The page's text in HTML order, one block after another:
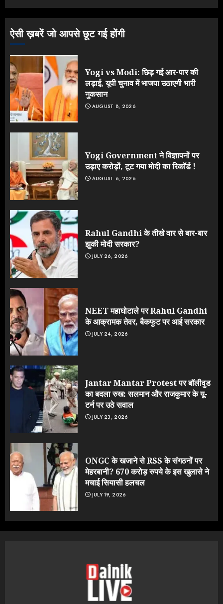
3
ऐसी ख़बरें जो आपसे छूट गई होंगी
Yogi vs Modi: छिड़ गई आर-पार की
लड़ाई, यूपी चुनाव में भाजपा उठाएगी भारी
नुकसान
AUGUST 8, 2026
Yogi Government ने विज्ञापनों पर
उड़ाए करोड़ों, टूट गया मोदी का रिकॉर्ड !
AUGUST 6, 2026
Rahul Gandhi के तीखे वार से बार-बार
झुकी मोदी सरकार?
JULY 26, 2026
NEET महाघोटाले पर Rahul Gandhi
के आक्रामक तेवर, बैकफुट पर आई सरकार
JULY 24, 2026
Jantar Mantar Protest पर बॉलीवुड
का बदला रुख: सलमान और राजकुमार के यू-
टर्न पर उठे सवाल
JULY 23, 2026
ONGC के खजाने से RSS के संगठनों पर
मेहरबानी? 670 करोड़ रुपये के इस खुलासे ने
मचाई सियासी हलचल
JULY 19, 2026